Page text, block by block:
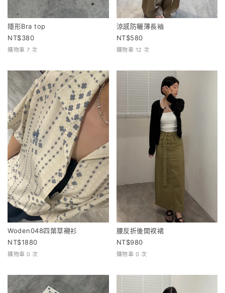
隱形Bra top
380
購物車 7 次
涼感防曬薄長袖
580
購物車 12 次
Woden048四葉草襯衫
1880
購物車 0 次
腰反折後開衩裙
980
購物車 0 次